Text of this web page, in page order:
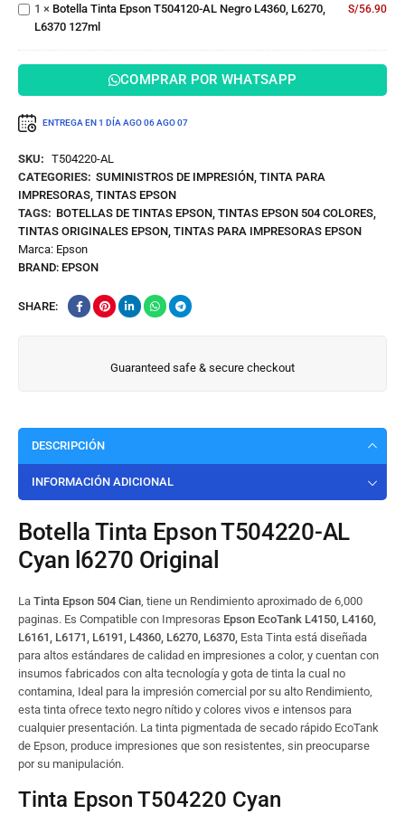
70ml
L4360,
L6370
127ml
1 × Botella Tinta Epson T504120-AL Negro L4360, L6270,
L6370 127ml
S/56.90
COMPRAR POR WHATSAPP
ENTREGA EN 1 DÍA AGO 06AGO 07
SKU: T504220-AL
CATEGORIES: SUMINISTROS DE IMPRESIÓN, TINTA PARA
IMPRESORAS, TINTAS EPSON
TAGS: BOTELLAS DE TINTAS EPSON, TINTAS EPSON 504 COLORES,
TINTAS ORIGINALES EPSON, TINTAS PARA IMPRESORAS EPSON
Marca: Epson
BRAND: EPSON
SHARE:
Guaranteed safe & secure checkout
DESCRIPCIÓN
INFORMACIÓN ADICIONAL
Botella Tinta Epson T504220-AL
Cyan l6270 Original
La Tinta Epson 504 Cian, tiene un Rendimiento aproximado de 6,000
paginas. Es Compatible con Impresoras Epson EcoTank L4150, L4160,
L6161, L6171, L6191, L4360, L6270, L6370, Esta Tinta está diseñada
para altos estándares de calidad en impresiones a color, y cuentan con
insumos fabricados con alta tecnología y gota de tinta la cual no
contamina, Ideal para la impresión comercial por su alto Rendimiento,
esta tinta ofrece texto negro nítido y colores vivos e intensos para
cualquier presentación. La tinta pigmentada de secado rápido EcoTank
de Epson, produce impresiones que son resistentes, sin preocuparse
por su manipulación.
Tinta Epson T504220 Cyan